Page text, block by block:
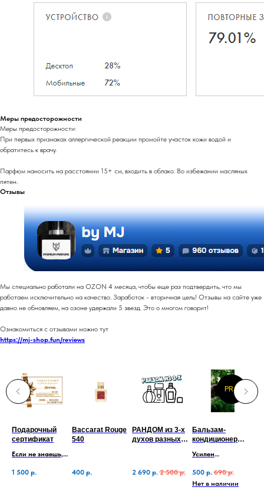
Меры предосторожности
Меры предосторожности:
При первых признаках аллергической реакции промойте участок кожи водой и
обратитесь к врачу.
Парфюм наносить на расстоянии 15+ см, входить в облако. Во избежании масляных
пятен.
Отзывы
Мы специально работали на OZON 4 месяца, чтобы еще раз подтвердить, что мы
работаем исключительно на качество. Заработок - вторичная цель! Отзывы на сайте уже
давно не обновляем, на озоне удержали 5 звезд. Это о многом говорит!
Ознакомиться с отзывами можно тут
https://mj-shop.fun/reviews
Подарочный
сертификат
Если не знаешь,
подарить, то
1 500 р.
Baccarat Rouge
540
400 р.
РАНДОМ из 3-х
духов разных
2 690 р. 2 500 р.
PRO
Бальзам-
кондиционер
540)
Усилен
500 р. 690 р.
Нет в наличии